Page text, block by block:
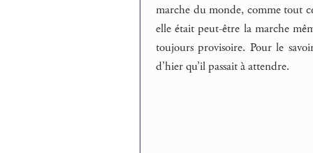
marche du monde, comme tout
elle était peut-être la marche
toujours provisoire. Pour le
d’hier qu’il passait à attendre.